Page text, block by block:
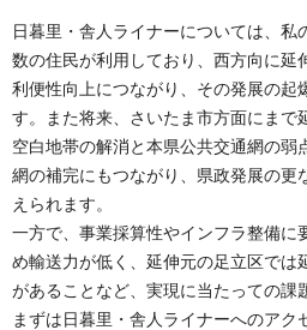
日暮里・舎人ライナーについては、私
数の住民が利用しており、西方向に延
利便性向上につながり、その発展の起
す。また将来、さいたま市方面にまで
空白地帯の解消と本県公共交通網の弱
網の補完にもつながり、県政発展の更
えられます。
一方で、事業採算性やインフラ整備に
め輸送力が低く、延伸元の足立区では
があることなど、実現に当たっての課
まずは日暮里・舎人ライナーへのアク